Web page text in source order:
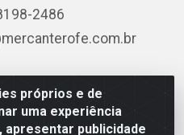
próprios e de
uma experiência
apresentar publicidade
2486
Ribeiro de Luna, 3777 -
PB - CEP 58081-400 -